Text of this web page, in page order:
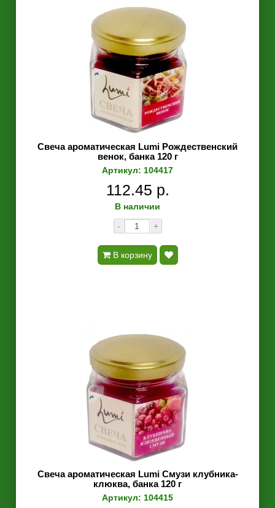
Свеча ароматическая Lumi Рождественский
венок, банка 120 г
Артикул: 104417
112.45 р.
В наличии
-
+
В корзину
Свеча ароматическая Lumi Смузи клубника-
клюква, банка 120 г
Артикул: 104415